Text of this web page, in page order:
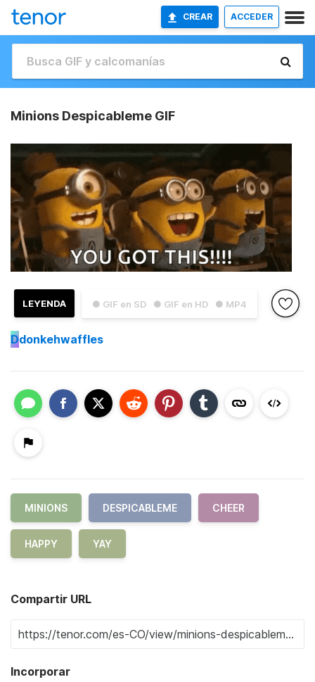
CREAR ACCEDER
Minions Despicableme GIF
● GIF en SD ● GIF en HD ● MP4
LEYENDA
Ddonkehwaffles
MINIONS DESPICABLEME CHEER
HAPPY YAY
Compartir URL
Incorporar